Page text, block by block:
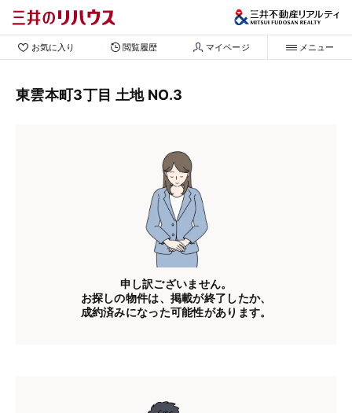
お気に入り 閲覧履歴 マイページ メニュー
東雲本町3丁目 土地 NO.3
申し訳ございません。
お探しの物件は、掲載が終了したか、
成約済みになった可能性があります。